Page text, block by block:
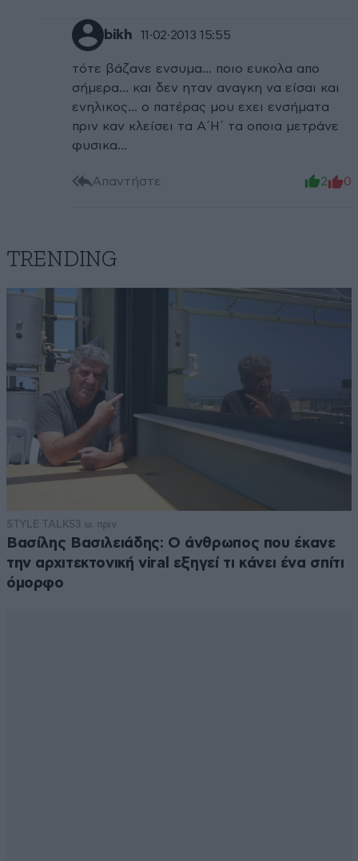
bikh 11·02·2013 15:55
τότε βάζανε ενσυμα... ποιο ευκολα απο
σήμερα... και δεν ηταν αναγκη να είσαι και
ενηλικος... ο πατέρας μου εχει ενσήματα
πριν καν κλείσει τα ΑʹΗʹ τα οποια μετράνε
φυσικα...
Απαντήστε 2 0
TRENDING
STYLE TALKS3 ω. πριν
Βασίλης Βασιλειάδης: Ο άνθρωπος που έκανε
την αρχιτεκτονική viral εξηγεί τι κάνει ένα σπίτι
όμορφο